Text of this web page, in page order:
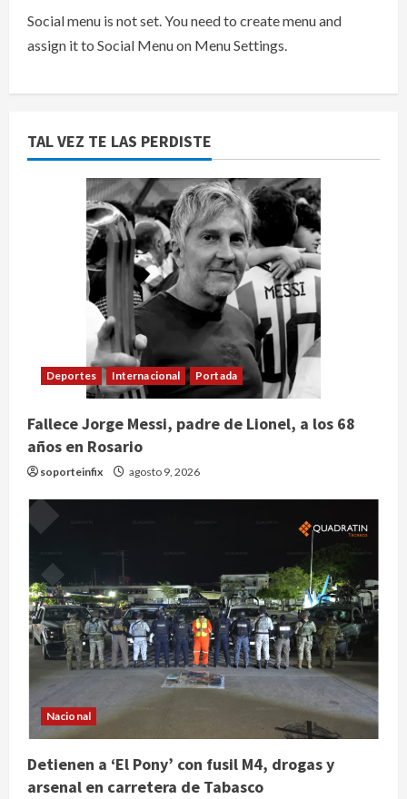
Social menu is not set. You need to create menu and
assign it to Social Menu on Menu Settings.
TAL VEZ TE LAS PERDISTE
Deportes Internacional Portada
Fallece Jorge Messi, padre de Lionel, a los 68
años en Rosario
soporteinfix agosto 9, 2026
Nacional
Detienen a ‘El Pony’ con fusil M4, drogas y
arsenal en carretera de Tabasco